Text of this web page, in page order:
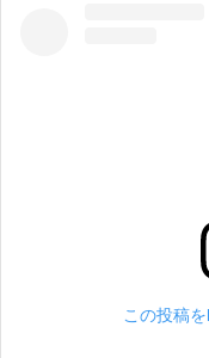
この投稿